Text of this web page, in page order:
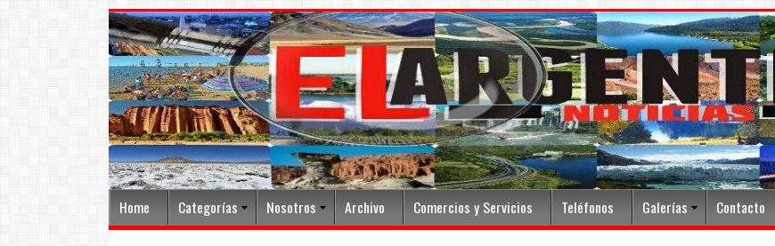
Home Categorías Nosotros Archivo Comercios y Servicios Teléfonos Galerías Contacto